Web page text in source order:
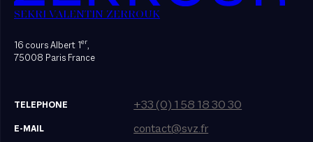
SEKRI VALENTIN ZERROUK
16 cours Albert 1er,
75008 Paris France
TELEPHONE +33 (0) 1 58 18 30 30
E-MAIL contact@svz.fr